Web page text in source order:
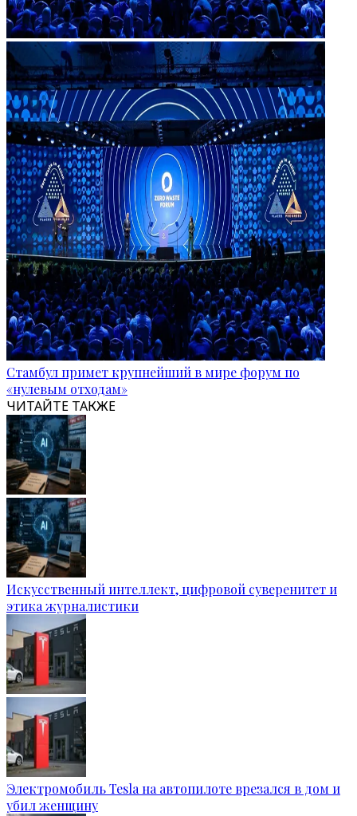
Стамбул примет крупнейший в мире форум по
«нулевым отходам»
ЧИТАЙТЕ ТАКЖЕ
Искусственный интеллект, цифровой суверенитет и
этика журналистики
Электромобиль Tesla на автопилоте врезался в дом и
убил женщину